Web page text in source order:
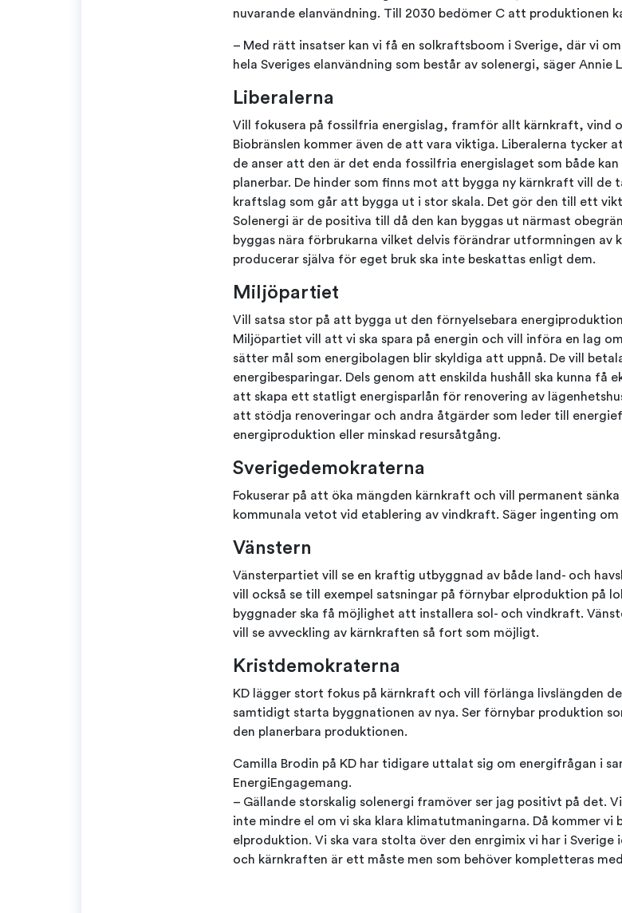
nuvarande elanvändning. Till 2030 bedömer C att produktionen
– Med rätt insatser kan vi få en solkraftsboom i Sverige, där vi
hela Sveriges elanvändning som består av solenergi, säger Annie
Liberalerna
Vill fokusera på fossilfria energislag, framför allt kärnkraft, vind
Biobränslen kommer även de att vara viktiga. Liberalerna tycker
de anser att den är det enda fossilfria energislaget som både
planerbar. De hinder som finns mot att bygga ny kärnkraft vill de
kraftslag som går att bygga ut i stor skala. Det gör den till ett
Solenergi är de positiva till då den kan byggas ut närmast
byggas nära förbrukarna vilket delvis förändrar utformningen av
producerar själva för eget bruk ska inte beskattas enligt dem.
Miljöpartiet
Vill satsa stor på att bygga ut den förnyelsebara
Miljöpartiet vill att vi ska spara på energin och vill införa en lag
sätter mål som energibolagen blir skyldiga att uppnå. De vill
energibesparingar. Dels genom att enskilda hushåll ska kunna få
att skapa ett statligt energisparlån för renovering av
att stödja renoveringar och andra åtgärder som leder till
energiproduktion eller minskad resursåtgång.
Sverigedemokraterna
Fokuserar på att öka mängden kärnkraft och vill permanent
kommunala vetot vid etablering av vindkraft. Säger ingenting om
Vänstern
Vänsterpartiet vill se en kraftig utbyggnad av både land- och
vill också se till exempel satsningar på förnybar elproduktion på
byggnader ska få möjlighet att installera sol- och vindkraft.
vill se avveckling av kärnkraften så fort som möjligt.
Kristdemokraterna
KD lägger stort fokus på kärnkraft och vill förlänga livslängden
samtidigt starta byggnationen av nya. Ser förnybar produktion
den planerbara produktionen.
Camilla Brodin på KD har tidigare uttalat sig om energifrågan i
EnergiEngagemang.
– Gällande storskalig solenergi framöver ser jag positivt på det.
inte mindre el om vi ska klara klimatutmaningarna. Då kommer vi
elproduktion. Vi ska vara stolta över den enrgimix vi har i
och kärnkraften är ett måste men som behöver kompletteras